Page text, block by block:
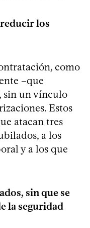
reducir los
como
–que
sin un vínculo
Estos
atacan tres
a los
y a los que
sin que se
la seguridad